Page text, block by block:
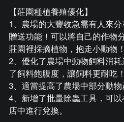
【莊園種植養殖優化】
1、農場的大豐收急需有人來
贈送功能！可以將自己的作物
莊園裡採摘植物，抱走小動物！
2、優化了農場中動物飼料消
了飼料飽腹度，讓飼料更耐吃！
3、適當提高了農場中部分動物
4、新增了批量除蟲工具，可
店中進行兌換。